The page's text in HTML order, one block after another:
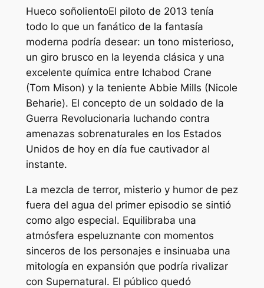
Hueco soñolientoEl piloto de 2013 tenía
todo lo que un fanático de la fantasía
moderna podría desear: un tono misterioso,
un giro brusco en la leyenda clásica y una
excelente química entre Ichabod Crane
(Tom Mison) y la teniente Abbie Mills (Nicole
Beharie). El concepto de un soldado de la
Guerra Revolucionaria luchando contra
amenazas sobrenaturales en los Estados
Unidos de hoy en día fue cautivador al
instante.
La mezcla de terror, misterio y humor de pez
fuera del agua del primer episodio se sintió
como algo especial. Equilibraba una
atmósfera espeluznante con momentos
sinceros de los personajes e insinuaba una
mitología en expansión que podría rivalizar
con Supernatural. El público quedó